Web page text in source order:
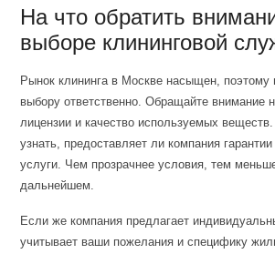
На что обратить
выборе клининговой
Рынок клининга в Москве насыщен, поэтому
выбору ответственно. Обращайте внимание
лицензии и качество используемых
узнать, предоставляет ли компания
услуги. Чем прозрачнее условия, тем
дальнейшем.
Если же компания предлагает
учитывает ваши пожелания и специфику